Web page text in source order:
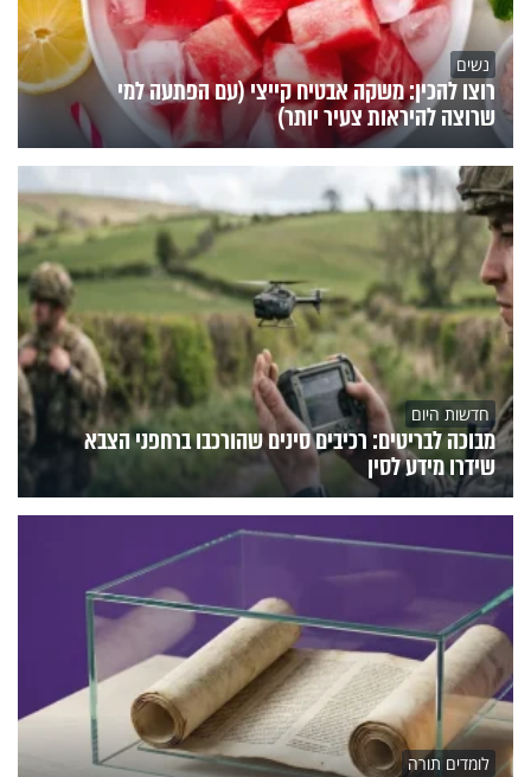
נשים
רוצו להכין: משקה אבטיח קייצי (עם הפתעה למי
שרוצה להיראות צעיר יותר)
חדשות היום
מבוכה לבריטים: רכיבים סינים שהורכבו ברחפני הצבא
שידרו מידע לסין
לומדים תורה